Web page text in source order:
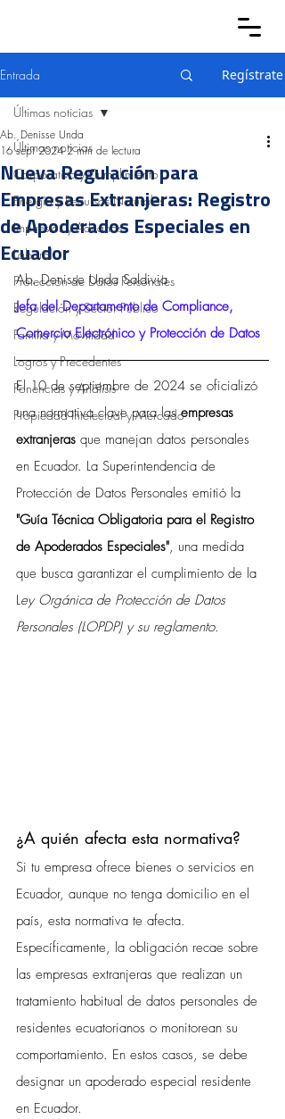
Entrada Regístrate
Últimas noticias
Corporativo y Cumplimiento
Energía y Recursos Naturales
Impuestos y Aduanas
Laboral
Protección de Datos Personales
Regulación y Sector Público
Familia y Movilidad
Logros y Precedentes
Ponencias y Análisis
Propiedad Intelectual y Mercado
Últimas noticias
Nueva Regulación para
Empresas Extranjeras: Registro
de Apoderados Especiales en
Ecuador
Ab. Denisse Unda
16 sept 2024 2 min de lectura
Ab. Denisse Unda Saldivia
Jefa del Departamento de Compliance,
Comercio Electrónico y Protección de Datos
El 10 de septiembre de 2024 se oficializó
una normativa clave para las empresas
extranjeras que manejan datos personales
en Ecuador. La Superintendencia de
Protección de Datos Personales emitió la
"Guía Técnica Obligatoria para el Registro
de Apoderados Especiales", una medida
que busca garantizar el cumplimiento de la
Ley Orgánica de Protección de Datos
Personales (LOPDP) y su reglamento.
¿A quién afecta esta normativa?
Si tu empresa ofrece bienes o servicios en
Ecuador, aunque no tenga domicilio en el
país, esta normativa te afecta.
Específicamente, la obligación recae sobre
las empresas extranjeras que realizan un
tratamiento habitual de datos personales de
residentes ecuatorianos o monitorean su
comportamiento. En estos casos, se debe
designar un apoderado especial residente
en Ecuador.